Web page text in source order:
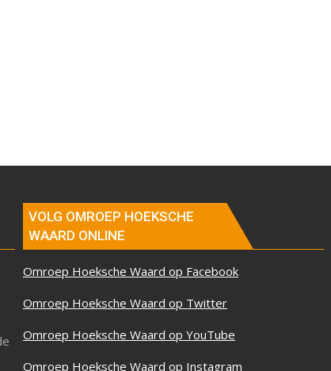
VOLG OMROEP HOEKSCHE
WAARD ONLINE
Omroep Hoeksche Waard op Facebook
Omroep Hoeksche Waard op Twitter
Omroep Hoeksche Waard op YouTube
Omroep Hoeksche Waard op Instagram